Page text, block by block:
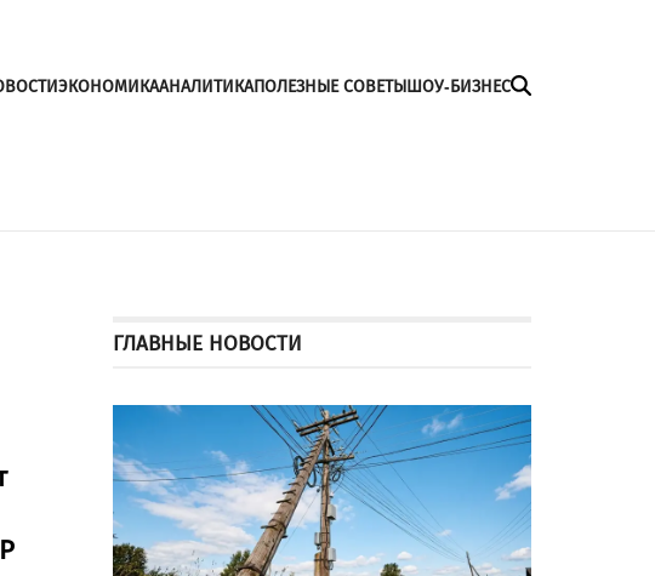
ЭКОНОМИКААНАЛИТИКАПОЛЕЗНЫЕ СОВЕТЫШОУ-БИЗНЕС
ГЛАВНЫЕ НОВОСТИ